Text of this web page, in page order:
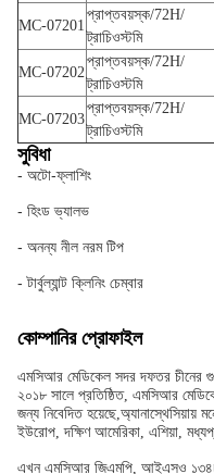
MC-07201
প্রাপ্তবয়স্ক/72H/
ট্রাচিওস্টমি
MC-07202
প্রাপ্তবয়স্ক/72H/
ট্রাচিওস্টমি
MC-07203
প্রাপ্তবয়স্ক/72H/
ট্রাচিওস্টমি
সুবিধা
- অটো-ফ্লাশিং
- হিংড ভ্যালভ
- অনন্য নীল নরম টিপ
- টার্বুল্যান্ট ক্লিনিং চেম্বার
কোম্পানির প্রোফাইল
এমসিআর মেডিকেল সদর দফতর চীনের
২০১৮ সালে প্রতিষ্ঠিত, এমসিআর
জন্য নিবেদিত
ইউরোপ, দক্ষিণ আমেরিকা, এশিয়া,
এখন এমসিআর জিএমপি, আইএসও ১৩৪৮৫